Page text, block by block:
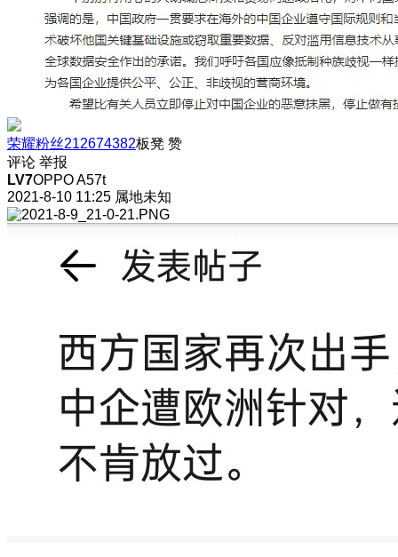
荣耀粉丝212674382板凳 赞
评论 举报
LV7OPPO A57t
2021-8-10 11:25 属地未知